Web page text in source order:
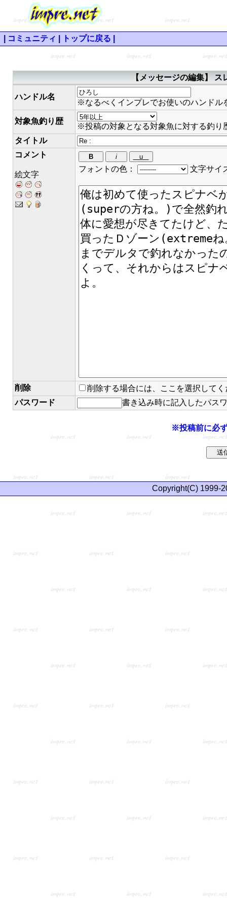
コミュニティ トップに戻る
【メッセージの編集】
ハンドル名
※なるべくインプレでお使いのハンドル
対象魚釣り歴
※投稿の対象となる対象魚に対する釣り
タイトル
コメント
絵文字
フォントの色： 文字サイ
削除
削除する場合には、ここを選択してく
パスワード
書き込み時に記入したパス
※投稿前に必
Copyright(C) 1999-